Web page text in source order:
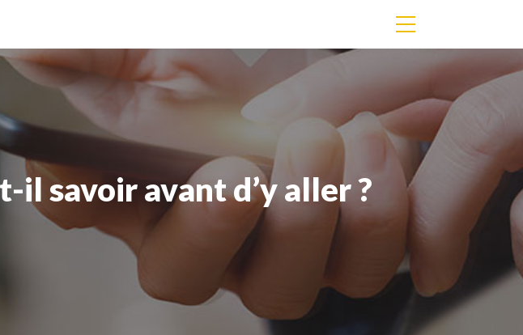
il savoir avant d’y aller ?